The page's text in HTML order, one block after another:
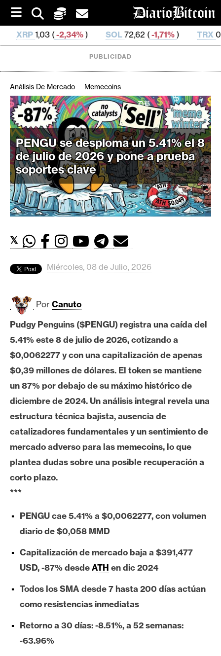
i
t
o
SOL 72,62 (-1,71% TRX0,327 078 ( -0,02%)
C
r
i
p
t
o
M
e
r
d
s
B
t
c
o
i
n
E
e
r
e
I
A
n
á
i
s
PUBLICIDAD
Análisis De Mercado Memecoins
PENGU se desploma un 5.41% el 8
de julio de 2026 y pone a prueba
soportes clave
𝕏
Miércoles, 08 de Julio, 2026
Por Canuto
Pudgy Penguins ($PENGU) registra una caída del
5.41% este 8 de julio de 2026, cotizando a
$0,0062277 y con una capitalización de apenas
$0,39 millones de dólares. El token se mantiene
un 87% por debajo de su máximo histórico de
diciembre de 2024. Un análisis integral revela una
estructura técnica bajista, ausencia de
catalizadores fundamentales y un sentimiento de
mercado adverso para las memecoins, lo que
plantea dudas sobre una posible recuperación a
corto plazo.
***
PENGU cae 5.41% a $0,0062277, con volumen
diario de $0,058 MMD
Capitalización de mercado baja a $391,477
USD, -87% desdeATH en dic 2024
Todos los SMA desde 7 hasta 200 días actúan
como resistencias inmediatas
Retorno a 30 días: -8.51%, a 52 semanas:
-63.96%